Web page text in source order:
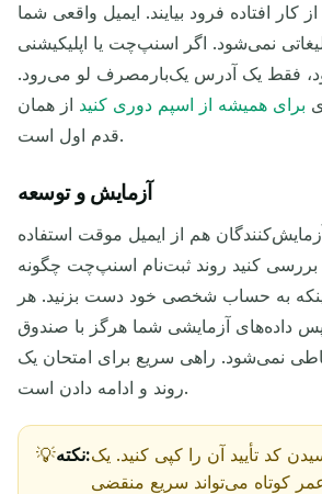
به‌روزرسانی
افتاده فرود بیایند. ایمیل واقعی شما
نمی‌شود. اگر اسنپ‌چت یا اپلیکیشنی
فقط یک آدرس یک‌بارمصرف لو می‌رود.
برای همیشه از اسپم دوری کنید از همان
قدم اول است.
آزمایش و توسعه
هم از ایمیل موقت استفاده
بررسی کنید روند ثبت‌نام اسنپ‌چت چگونه
به حساب شخصی خود دست بزنید. هر
داده‌های آزمایشی شما هرگز با صندوق
نمی‌شود. راهی سریع برای امتحان یک
روند و ادامه دادن است.
نکته:کد تأیید آن را کپی کنید. یک
کوتاه می‌تواند سریع منقضی